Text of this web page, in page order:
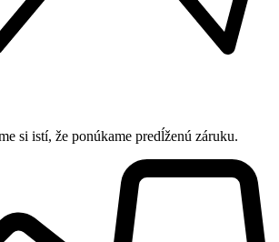
si istí, že ponúkame predĺženú záruku.